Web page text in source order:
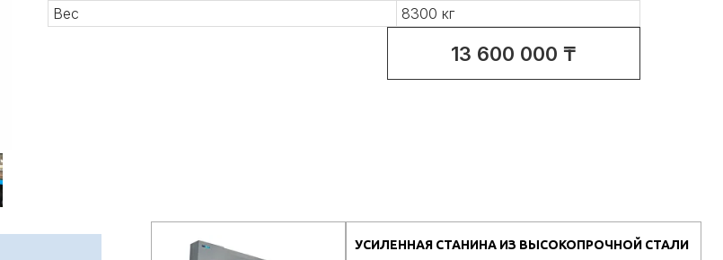
Вес
8300 кг
13 600 000 ₸
УСИЛЕННАЯ СТАНИНА ИЗ ВЫСОКОПРОЧНОЙ СТАЛИ